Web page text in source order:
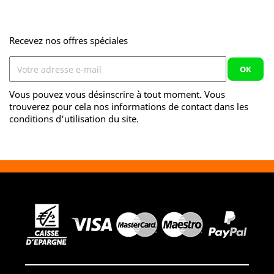
Recevez nos offres spéciales
Vous pouvez vous désinscrire à tout moment. Vous
trouverez pour cela nos informations de contact dans les
conditions d'utilisation du site.